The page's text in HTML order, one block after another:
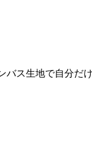
ス生地で自分だ